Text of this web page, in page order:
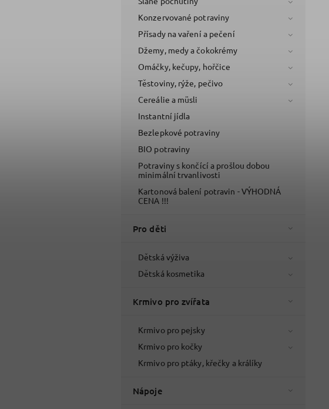
Konzervované potraviny
Přísady na vaření a pečení
Džemy, medy a čokokrémy
Omáčky, kečupy, hořčice
Těstoviny, rýže, pečivo
Cereálie a müsli
Instantní jídla
Bezlepkové potraviny
BIO potraviny
Potraviny s končící a prošlou dobou
minimální trvanlivosti
Kartonová balení potravin - VÝHODNÁ
CENA !!!
Pro děti
Dětská výživa
Dětská kosmetika
Krmivo pro zvířata
Krmivo pro pejsky
Krmivo pro kočky
Krmivo pro ptáky, křečky a králíky
Nápoje